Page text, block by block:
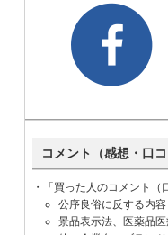
コメント（感想・口
・「買った人のコメント
公序良俗に反する内容
景品表示法、医薬品